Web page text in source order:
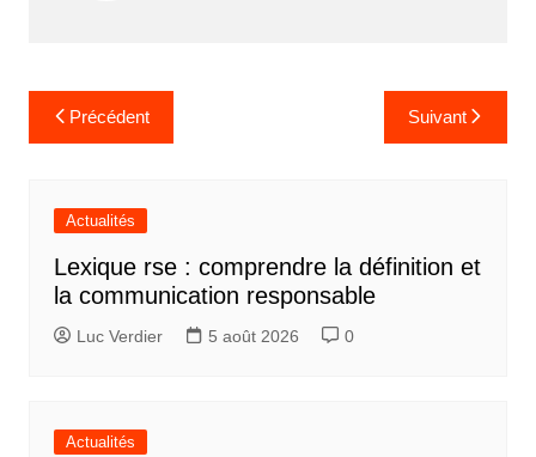
Navigation
de
Précédent Suivant
Actualités
Lexique rse : comprendre la définition et
la communication responsable
Luc Verdier 5 août 2026 0
Actualités